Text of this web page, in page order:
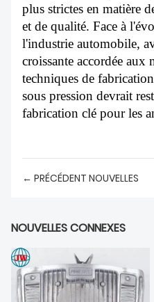
plus strictes en matière
et de qualité. Face à
l'industrie automobile,
croissante accordée aux
techniques de
sous pression devrait
fabrication clé pour les
← PRÉCÉDENT NOUVELLES
NOUVELLES CONNEXES